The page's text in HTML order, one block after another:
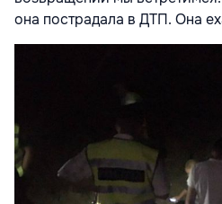
она пострадала в ДТП. Она